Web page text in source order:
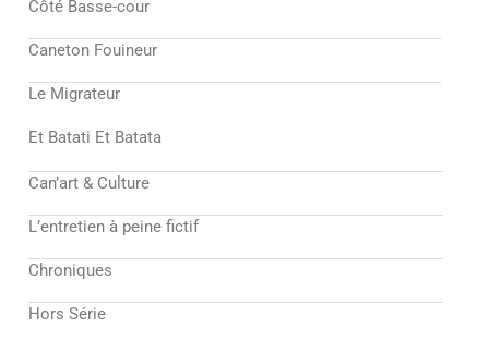
Côté Basse-cour
Caneton Fouineur
Le Migrateur
Et Batati Et Batata
Can’art & Culture
L’entretien à peine fictif
Chroniques
Hors Série